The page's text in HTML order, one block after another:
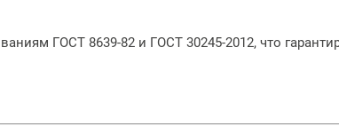
ГОСТ 8639-82 и ГОСТ 30245-2012, что